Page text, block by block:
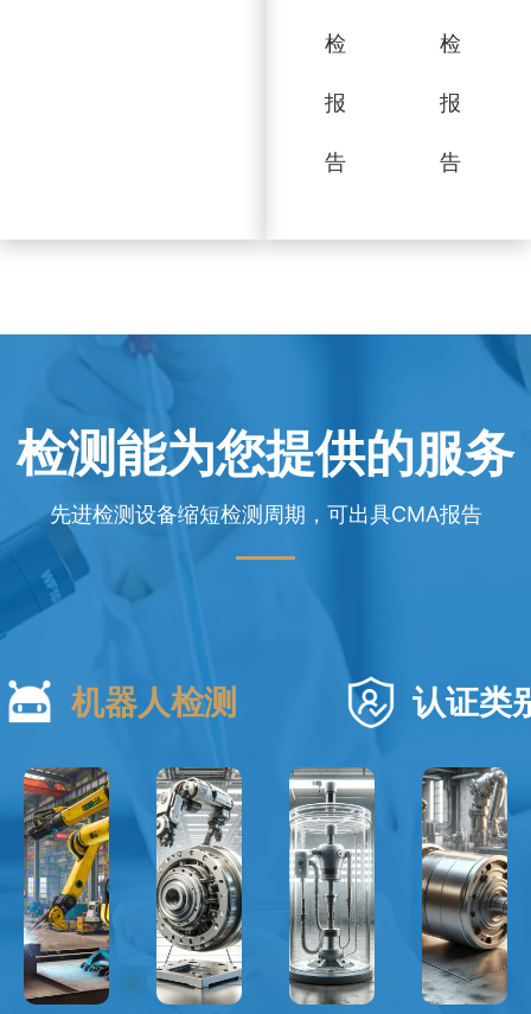
检
报
告
检
报
告
检测能为您提供的服务
先进检测设备缩短检测周期，可出具CMA报告
机器人检测 认证类